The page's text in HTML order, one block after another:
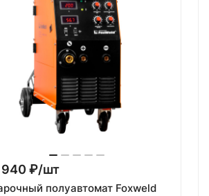
940 ₽/шт
полуавтомат Foxweld